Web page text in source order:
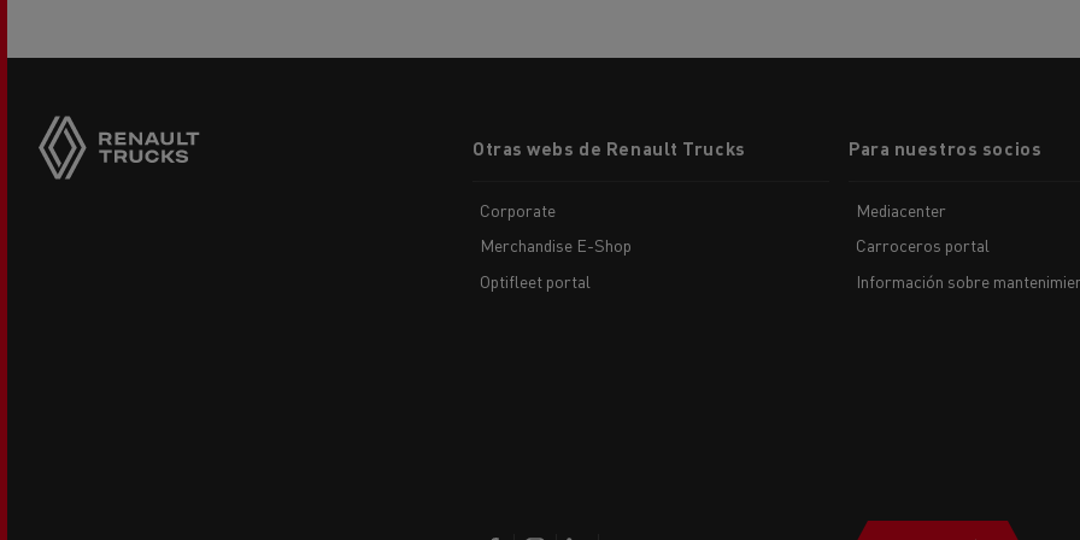
menuOtras webs de Renault Trucks
Corporate
Merchandise E-Shop
Optifleet portal
Para nuestros socios
Mediacenter
Carroceros portal
Información sobre